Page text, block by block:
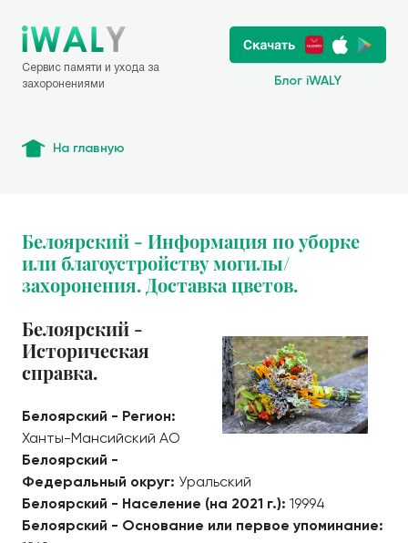
Сервис памяти и ухода за
захоронениями
Блог iWALY
На главную
Белоярский - Информация по уборке
или благоустройству могилы/
захоронения. Доставка цветов.
Белоярский -
Историческая
справка.
Белоярский - Регион:
Ханты-Мансийский АО
Белоярский -
Федеральный округ: Уральский
Белоярский - Население (на 2021 г.): 19994
Белоярский - Основание или первое упоминание: